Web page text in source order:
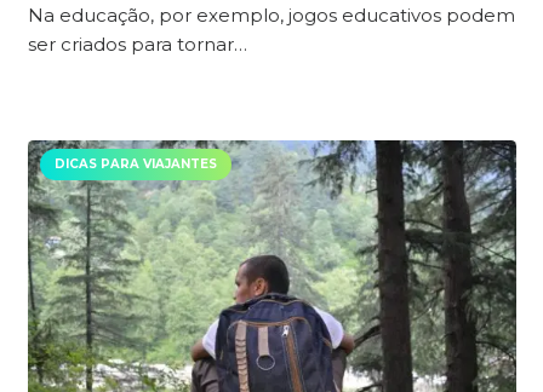
Na educação, por exemplo, jogos educativos podem
ser criados para tornar…
DICAS PARA VIAJANTES